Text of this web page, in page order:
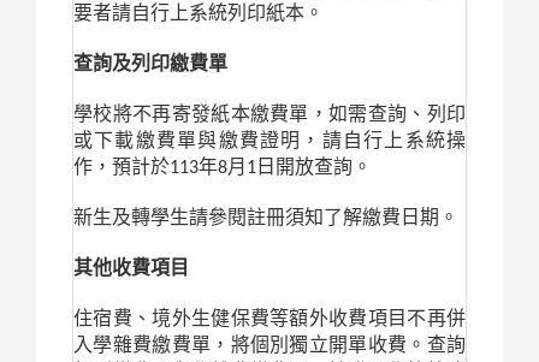
要者請自行上系統列印紙本。
查詢及列印繳費單
學校將不再寄發紙本繳費單，如需查詢、列印
或下載繳費單與繳費證明，請自行上系統操
作，預計於113年8月1日開放查詢。
新生及轉學生請參閱註冊須知了解繳費日期。
其他收費項目
住宿費、境外生健保費等額外收費項目不再併
入學雜費繳費單，將個別獨立開單收費。查詢